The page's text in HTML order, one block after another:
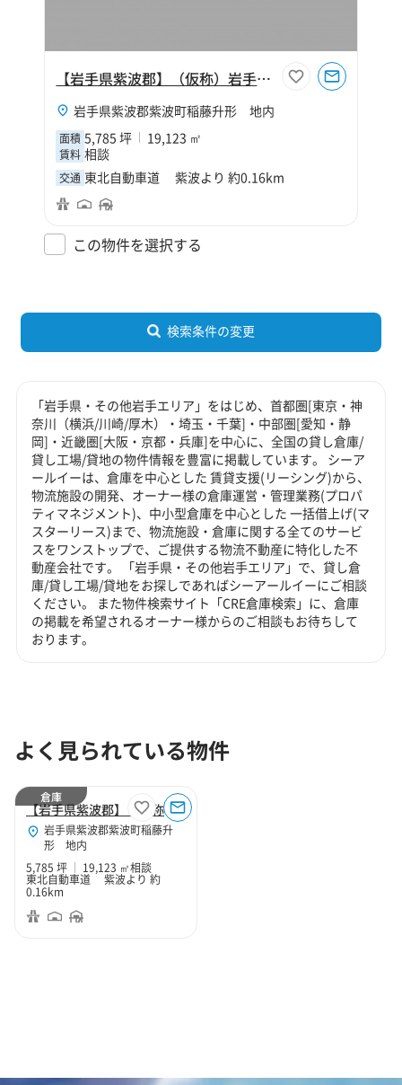
【岩手県紫波郡】（仮称）岩手紫波プロジェクト
岩手県紫波郡紫波町稲藤升形 地内
面積 5,785 坪 19,123 ㎡
賃料 相談
交通 東北自動車道 紫波より 約0.16km
この物件を選択する
検索条件の変更
「岩手県・その他岩手エリア」をはじめ、首都圏[東京・神
奈川（横浜/川崎/厚木）・埼玉・千葉]・中部圏[愛知・静
岡]・近畿圏[大阪・京都・兵庫]を中心に、全国の貸し倉庫/
貸し工場/貸地の物件情報を豊富に掲載しています。 シーア
ールイーは、倉庫を中心とした 賃貸支援(リーシング)から、
物流施設の開発、オーナー様の倉庫運営・管理業務(プロパ
ティマネジメント)、中小型倉庫を中心とした 一括借上げ(マ
スターリース)まで、物流施設・倉庫に関する全てのサービ
スをワンストップで、ご提供する物流不動産に特化した不
動産会社です。 「岩手県・その他岩手エリア」で、貸し倉
庫/貸し工場/貸地をお探しであればシーアールイーにご相談
ください。 また物件検索サイト「CRE倉庫検索」に、倉庫
の掲載を希望されるオーナー様からのご相談もお待ちして
おります。
よく見られている物件
【岩手県紫波郡】（仮称）岩手紫波プロジェクト
岩手県紫波郡紫波町稲藤升
形 地内
5,785 坪
19,123 ㎡相談
東北自動車道 紫波より 約
0.16km
倉庫